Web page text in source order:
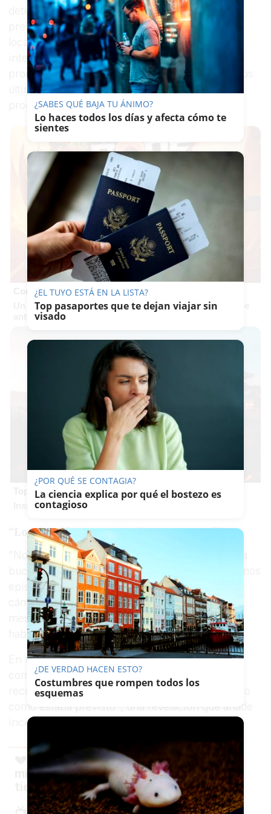
detectado en una fase “muy temprana”. El
presentador concretó que eltumorestaba
localizado en la próstata y que se sometió a una
intervención para extirpar parte de ella. Su
proceso médico ocupa una parte relevante de los
últimos capítulos de la quinta temporada del
programa.
Corepunk MMORPG
Un verdadero MMORPG de la vieja escuela ¡Cómo los de
antes, pero mejor!
Top 2026: destinos clave
Inspírate y elige tu próximo destino para 2026
“Los dos últimos episodios no son así”
“Normalmente, intentamos que el programa sea
bucólico, encantador y alegre, pero los dos últimos
episodios no son así”, explica Clarkson ante las
cámaras. Los capítulos fueron grabados hace
meses y muestran una cara muy distinta a la
habitual en el exitoso espacio televisivo.
En una de las escenas se puede ver al
comunicador durante una visita al hospital. Allí
reconoce que “parte del tratamiento no ha salido
como estaba previsto”, una revelación que añade
incertidumbre a su evolución.
💔 Así ha revelado Jeremy Clarkson,
mítico presentador de Top Gear, que
tiene cáncer de próstata
¿SABES QUÉ BAJA TU ÁNIMO?
Lo haces todos los días y afecta cómo te
sientes
¿EL TUYO ESTÁ EN LA LISTA?
Top pasaportes que te dejan viajar sin
visado
¿POR QUÉ SE CONTAGIA?
La ciencia explica por qué el bostezo es
contagioso
¿DE VERDAD HACEN ESTO?
Costumbres que rompen todos los
esquemas